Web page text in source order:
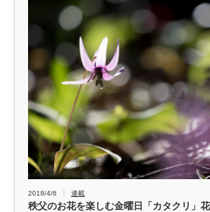
2018/4/6 連載
秩父のお花を楽しむ金曜日「カタクリ」